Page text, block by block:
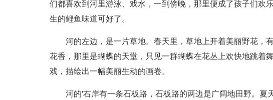
们都喜欢到河里游泳、戏水，一到傍晚，那里便成了孩子们欢
生的鲤鱼味道可好了。
河的左边，是一片草地。春天里，草地上开着美丽野花，
花香，那里是蝴蝶的天堂，只见一群蝴蝶在花丛上欢快地跳着
戏，描绘出一幅美丽生动的画卷。
河的'右岸有一条石板路，石板路的两边是广阔地田野。夏